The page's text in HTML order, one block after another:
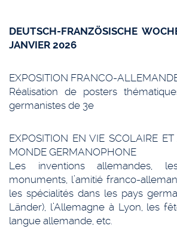
DEUTSCH-FRANZÖSISCHE
JANVIER 2026
EXPOSITION FRANCO-
Réalisation de posters
germanistes de 3e
EXPOSITION EN VIE SCOLAIRE ET
MONDE GERMANOPHONE
Les inventions allemandes,
monuments, l’amitié franco-
les spécialités dans les pays
Länder), l’Allemagne à Lyon, les
langue allemande, etc.